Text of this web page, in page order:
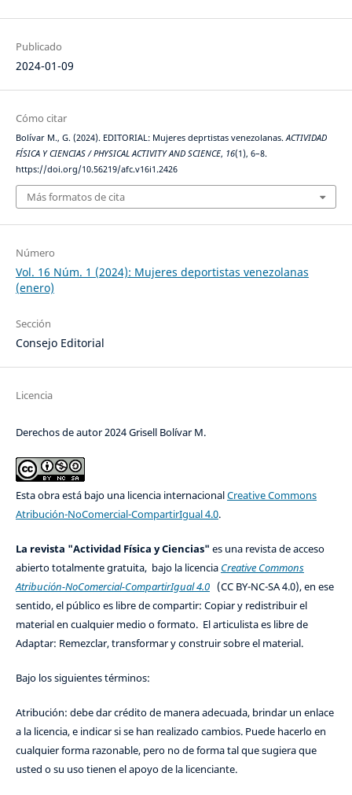
Publicado
2024-01-09
Cómo citar
Bolívar M., G. (2024). EDITORIAL: Mujeres deprtistas venezolanas. ACTIVIDAD
FÍSICA Y CIENCIAS / PHYSICAL ACTIVITY AND SCIENCE, 16(1), 6–8.
https://doi.org/10.56219/afc.v16i1.2426
Más formatos de cita
Número
Vol. 16 Núm. 1 (2024): Mujeres deportistas venezolanas
(enero)
Sección
Consejo Editorial
Licencia
Derechos de autor 2024 Grisell Bolívar M.
Esta obra está bajo una licencia internacionalCreative Commons
Atribución-NoComercial-CompartirIgual 4.0.
La revista "Actividad Física y Ciencias" es una revista de acceso
abierto totalmente gratuita, bajo la licencia Creative Commons
Atribución-NoComercial-CompartirIgual 4.0(CC BY-NC-SA 4.0), en ese
sentido, el público es libre de compartir: Copiar y redistribuir el
material en cualquier medio o formato. El articulista es libre de
Adaptar: Remezclar, transformar y construir sobre el material.
Bajo los siguientes términos:
Atribución: debe dar crédito de manera adecuada, brindar un enlace
a la licencia, e indicar si se han realizado cambios. Puede hacerlo en
cualquier forma razonable, pero no de forma tal que sugiera que
usted o su uso tienen el apoyo de la licenciante.